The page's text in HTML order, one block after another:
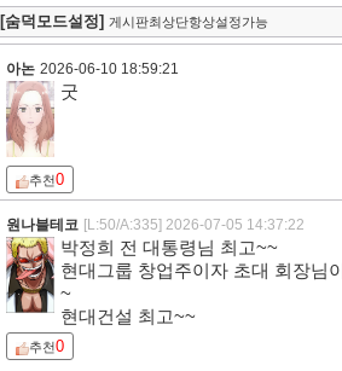
[숨덕모드설정] 게시판최상단항상설정가능
아논 2026-06-10 18:59:21
굿
추천0
원나블테코 [L:50/A:335] 2026-07-05 14:37:22
박정희 전 대통령님 최고~~
현대그룹 창업주이자 초대 회장님
~
현대건설 최고~~
추천0